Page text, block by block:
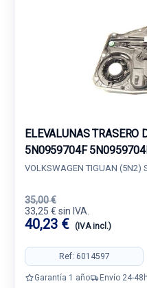
ELEVALUNAS TRASERO
5N0959704F
VOLKSWAGEN TIGUAN (5N2)
35,00 €
33,25 € sin IVA.
40,23 € (IVA incl.)
Ref: 6014597
Garantía 1 año Envío 24-48h